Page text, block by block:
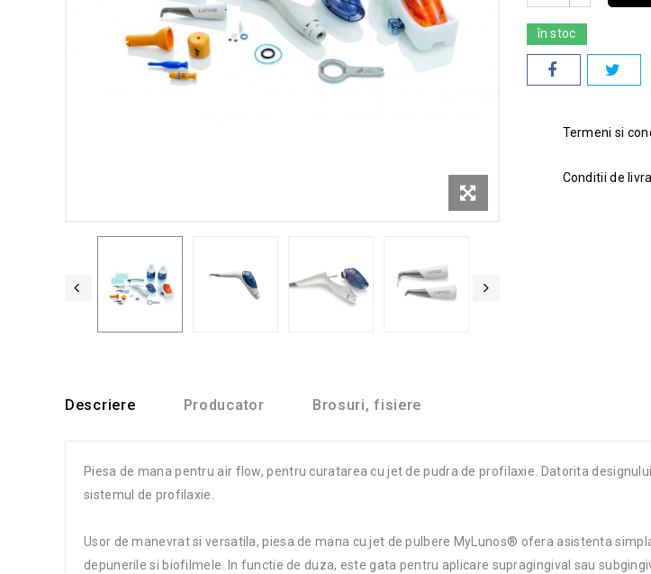
în stoc
Termeni si
Conditii de
Descriere Producator Brosuri, fisiere
Piesa de mana pentru air flow, pentru curatarea cu jet de pudra de profilaxie. Datorita
sistemul de profilaxie.
Usor de manevrat si versatila, piesa de mana cu jet de pulbere MyLunos® ofera asistenta
depunerile si biofilmele. In functie de duza, este gata pentru aplicare supragingival sau